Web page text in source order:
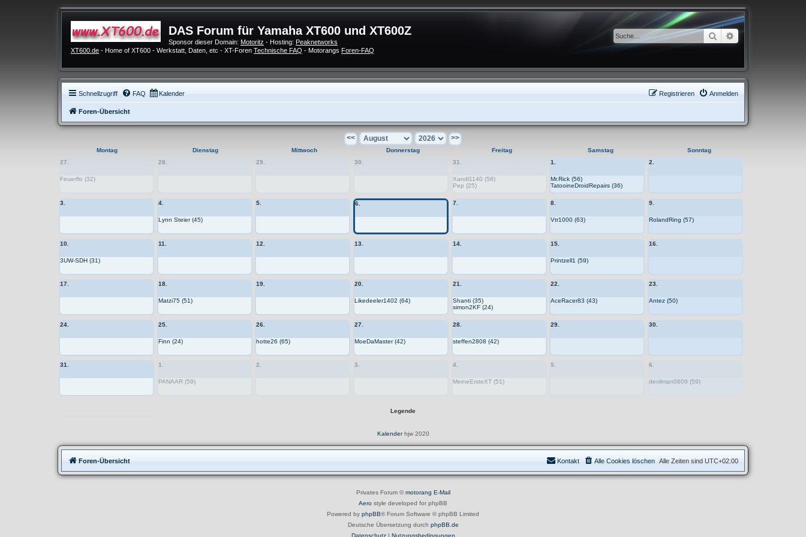
DAS Forum für Yamaha XT600 und XT600Z
Sponsor dieser Domain: Motoritz - Hosting: Peaknetworks
XT600.de - Home of XT600 - Werkstatt, Daten, etc - XT-Foren Technische FAQ - Motorangs Foren-FAQ
Suche Erweiterte Suche
Schnellzugriff FAQ Kalender Anmelden
Registrieren
Foren-Übersicht
<< >>
Montag Dienstag Mittwoch Donnerstag Freitag Samstag
Sonntag
27.
Feuerflo (32)
28. 29. 30. 31.
Xandl1140 (58)
Pep (25)
1.
Mr.Rick (56)
TatooineDroidRepairs (36)
2.
3. 4.
Lynn Steier (45)
5. 6. 7. 8.
Vtr1000 (63)
9.
RolandRing (57)
10.
3UW-SDH (31)
11. 12. 13. 14. 15.
Printzell1 (59)
16.
17. 18.
Matzi75 (51)
19. 20.
Likedeeler1402 (64)
21.
Shanti (35)
simon2KF (24)
22.
AceRacer83 (43)
23.
Antez (50)
24. 25.
Finn (24)
26.
hotte26 (65)
27.
MoeDaMaster (42)
28.
steffen2808 (42)
29. 30.
31. 1.
PANAAR (59)
2. 3. 4.
MeineErsteXT (51)
5. 6.
devilman0609 (59)
Legende
Kalenderhjw 2020
Foren-Übersicht Alle Zeiten sind UTC+02:00
Alle Cookies löschen
Kontakt
Privates Forum ©motorang E-Mail
Aero style developed for phpBB
Powered by phpBB® Forum Software © phpBB Limited
Deutsche Übersetzung durch phpBB.de
Datenschutz| Nutzungsbedingungen